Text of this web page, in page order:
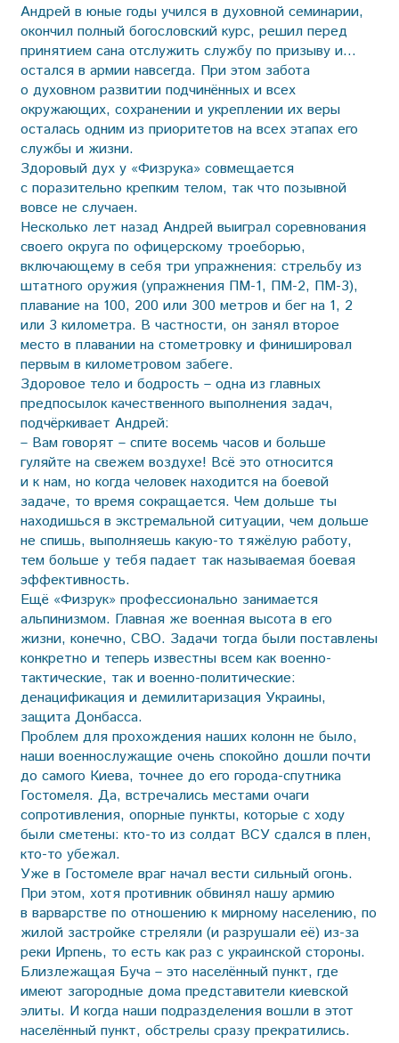
Андрей в юные годы учился в духовной семинарии,
окончил полный богословский курс, решил перед
принятием сана отслужить службу по призыву и…
остался в армии навсегда. При этом забота
о духовном развитии подчинённых и всех
окружающих, сохранении и укреплении их веры
осталась одним из приоритетов на всех этапах его
службы и жизни.
Здоровый дух у «Физрука» совмещается
с поразительно крепким телом, так что позывной
вовсе не случаен.
Несколько лет назад Андрей выиграл соревнования
своего округа по офицерскому троеборью,
включающему в себя три упражнения: стрельбу из
штатного оружия (упражнения ПМ-1, ПМ-2, ПМ-3),
плавание на 100, 200 или 300 мет­ров и бег на 1, 2
или 3 километра. В частности, он занял второе
место в плавании на стометровку и финишировал
первым в километровом забеге.
Здоровое тело и бодрость – одна из главных
предпосылок качественного выполнения задач,
подчёркивает Андрей:
– Вам говорят – спите восемь часов и больше
гуляйте на свежем воздухе! Всё это относится
и к нам, но когда человек находится на боевой
задаче, то время сокращается. Чем дольше ты
находишься в экстремальной ситуации, чем дольше
не спишь, выполняешь какую-то тяжёлую работу,
тем больше у тебя падает так называемая боевая
эффективность.
Ещё «Физрук» профессионально занимается
альпинизмом. Главная же военная высота в его
жизни, конечно, СВО. Задачи тогда были поставлены
конкретно и теперь известны всем как военно-
тактические, так и военно-политические:
денацификация и демилитаризация Украины,
защита Донбасса.
Проблем для прохождения наших колонн не было,
наши военнослужащие очень спокойно дошли почти
до самого Киева, точнее до его города-спутника
Гостомеля. Да, встречались местами очаги
сопротивления, опорные пункты, которые с ходу
были сметены: кто-то из солдат ВСУ сдался в плен,
кто-то убежал.
Уже в Гостомеле враг начал вести сильный огонь.
При этом, хотя противник обвинял нашу армию
в варварстве по отношению к мирному населению, по
жилой застройке стреляли (и разрушали её) из-за
реки Ирпень, то есть как раз с украинской стороны.
Близлежащая Буча – это населённый пункт, где
имеют загородные дома представители киевской
элиты. И когда наши подразделения вошли в этот
населённый пункт, обстрелы сразу прекратились.